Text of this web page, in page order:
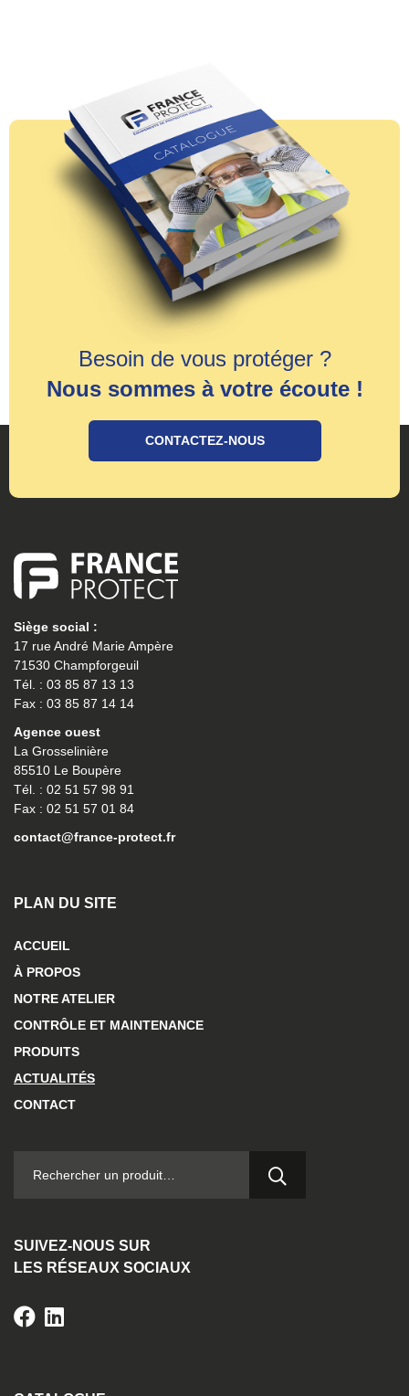
Besoin de vous protéger ?
Nous sommes à votre écoute !
CONTACTEZ-NOUS
Siège social :
17 rue André Marie Ampère
71530 Champforgeuil
Tél. : 03 85 87 13 13
Fax : 03 85 87 14 14
Agence ouest
La Grosselinière
85510 Le Boupère
Tél. : 02 51 57 98 91
Fax : 02 51 57 01 84
contact@france-protect.fr
PLAN DU SITE
ACCUEIL
À PROPOS
NOTRE ATELIER
CONTRÔLE ET MAINTENANCE
PRODUITS
ACTUALITÉS
CONTACT
SUIVEZ-NOUS SUR
LES RÉSEAUX SOCIAUX